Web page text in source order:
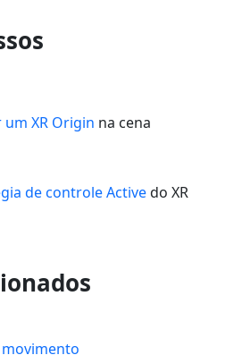
XR Origin na cena
de controle Activedo XR